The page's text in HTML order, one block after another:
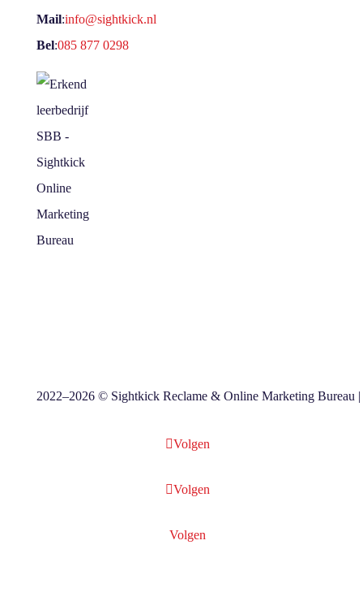
Mail:info@sightkick.nl
Bel:085 877 0298
2022–2026 © Sightkick Reclame & Online Marketing Bureau
Volgen
Volgen
Volgen